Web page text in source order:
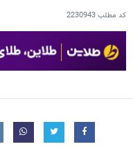
کد مطلب2230943